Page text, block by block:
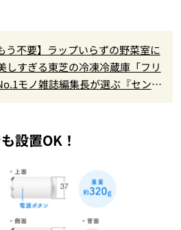
う不要】ラップいらずの野菜室に
しすぎる東芝の冷凍冷蔵庫「フリ
モノ雑誌編集長が選ぶ『センス
設置OK！